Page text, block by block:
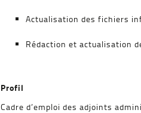
Actualisation des fichiers
Rédaction et actualisation
Profil
Cadre d’emploi des adjoints